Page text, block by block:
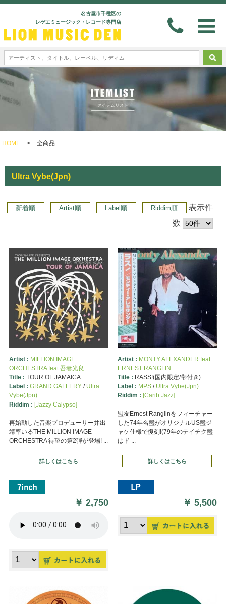
名古屋市千種区の
レゲエミュージック・レコード専門店
HOME > 全商品
Ultra Vybe(Jpn)
新着順 Artist順 Label順 Riddim順
表示件
数
Artist : MILLION IMAGE
ORCHESTRA feat.吾妻光良
Title : TOUR OF JAMAICA
Label : GRAND GALLERY/ Ultra
Vybe(Jpn)
Riddim : [Jazzy Calypso]
再始動した音楽プロデューサー井出
靖率いるTHE MILLION IMAGE
ORCHESTRA 待望の第2弾が登場! ...
詳しくはこちら
￥2,750
Artist : MONTY ALEXANDER feat.
ERNEST RANGLIN
Title : RASS!(国内限定/帯付き)
Label : MPS/ Ultra Vybe(Jpn)
Riddim : [Carib Jazz]
盟友Ernest Ranglinをフィーチャー
した74年名盤がオリジナルUS盤ジ
ャケ仕様で復刻!(79年のテイチク盤
はド ...
詳しくはこちら
￥5,500